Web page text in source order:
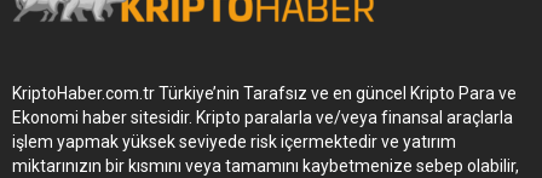
KriptoHaber.com.tr Türkiye’nin Tarafsız ve en güncel Kripto Para ve
Ekonomi haber sitesidir. Kripto paralarla ve/veya finansal araçlarla
işlem yapmak yüksek seviyede risk içermektedir ve yatırım
miktarınızın bir kısmını veya tamamını kaybetmenize sebep olabilir,